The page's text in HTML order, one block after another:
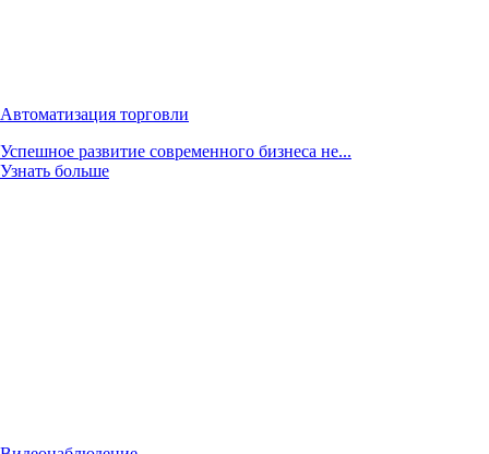
Автоматизация торговли
Успешное развитие современного бизнеса не...
Узнать больше